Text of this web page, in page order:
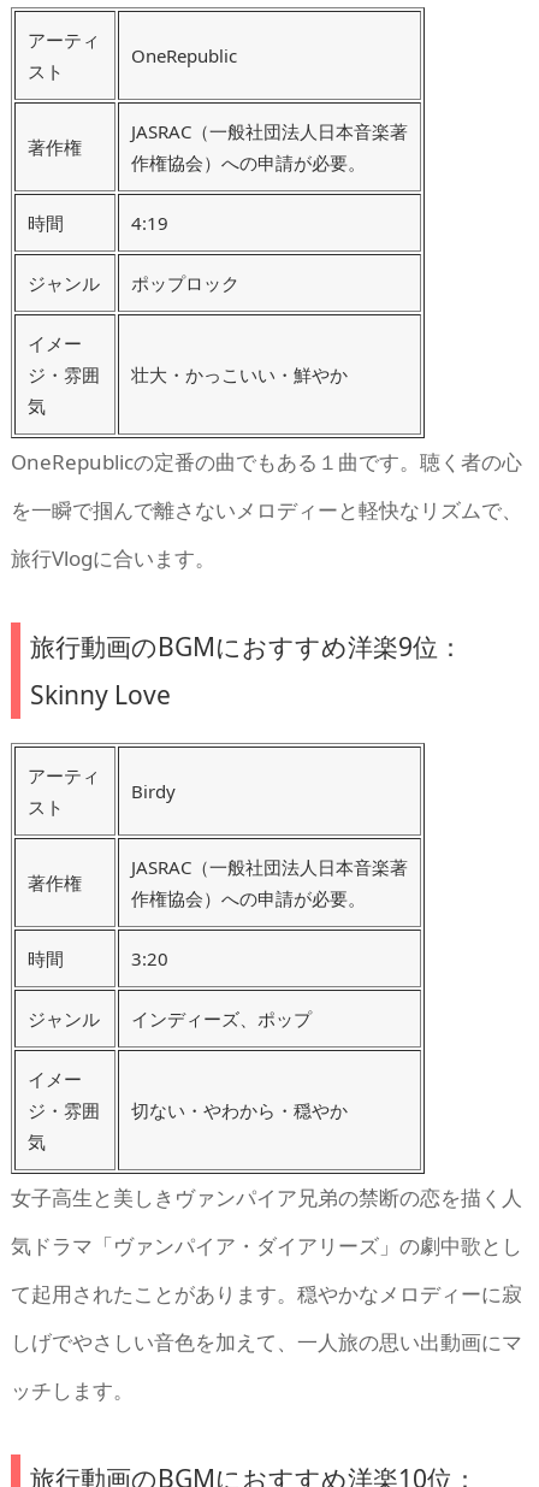
アーティ
スト
OneRepublic
著作権
JASRAC（一般社団法人日本音楽著
作権協会）への申請が必要。
時間 4:19
ジャンル ポップロック
イメー
ジ・雰囲
気
壮大・かっこいい・鮮やか
OneRepublicの定番の曲でもある１曲です。聴く者の心
を一瞬で掴んで離さないメロディーと軽快なリズムで、
旅行Vlogに合います。
旅行動画のBGMにおすすめ洋楽9位：
Skinny Love
アーティ
スト
Birdy
著作権
JASRAC（一般社団法人日本音楽著
作権協会）への申請が必要。
時間 3:20
ジャンル インディーズ、ポップ
イメー
ジ・雰囲
気
切ない・やわから・穏やか
女子高生と美しきヴァンパイア兄弟の禁断の恋を描く人
気ドラマ「ヴァンパイア・ダイアリーズ」の劇中歌とし
て起用されたことがあります。穏やかなメロディーに寂
しげでやさしい音色を加えて、一人旅の思い出動画にマ
ッチします。
旅行動画のBGMにおすすめ洋楽10位：